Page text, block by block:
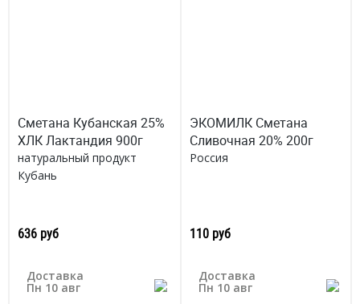
Сметана Кубанская 25%
ХЛК Лактандия 900г
натуральный продукт
Кубань
636 руб
Доставка
Пн 10 авг
ЭКОМИЛК Сметана
Сливочная 20% 200г
Россия
110 руб
Доставка
Пн 10 авг